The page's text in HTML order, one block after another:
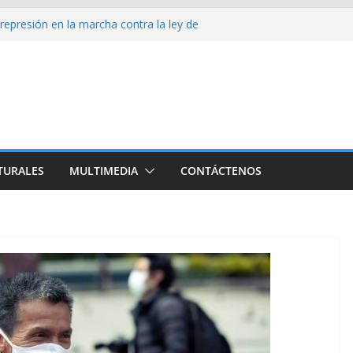
en la marcha contra la ley de
sobre EE. UU.: ¿Será real el miedo?
divulga filtraciones gubernamentales: la CIA
MULTIMEDIA CONTÁCTENOS